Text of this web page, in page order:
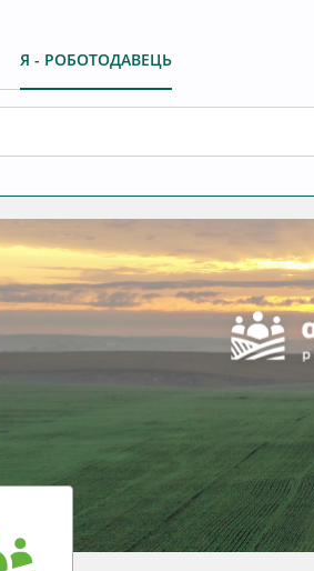
Я - РОБОТОДАВЕЦЬ